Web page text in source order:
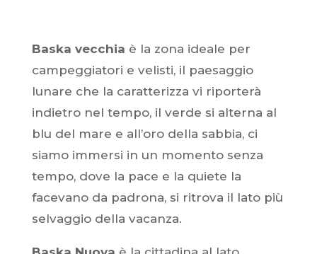
Baska vecchia è la zona ideale per
campeggiatori e velisti, il paesaggio
lunare che la caratterizza vi riporterà
indietro nel tempo, il verde si alterna al
blu del mare e all’oro della sabbia, ci
siamo immersi in un momento senza
tempo, dove la pace e la quiete la
facevano da padrona, si ritrova il lato più
selvaggio della vacanza.